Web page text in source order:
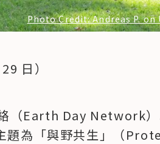
Photo Credit: Andreas P. on
日）
（Earth Day Network
題為「與野共生」（